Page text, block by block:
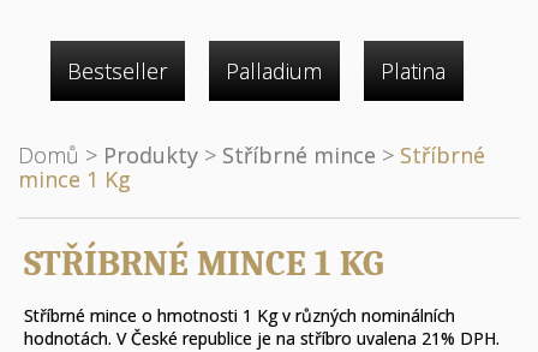
Bestseller Palladium Platina
Domů > Produkty > Stříbrné mince > Stříbrné
mince 1 Kg
STŘÍBRNÉ MINCE 1 KG
Stříbrné mince o hmotnosti 1 Kg v různých nominálních
hodnotách. V České republice je na stříbro uvalena 21% DPH.